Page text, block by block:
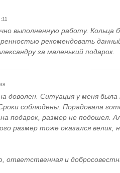
выполненную работу. Кольца
рекомендовать
за маленький подарок.
доволен. Ситуация у меня
соблюдены. Порадовала
подарок, размер не подошел.
размер тоже оказался
ответственная и